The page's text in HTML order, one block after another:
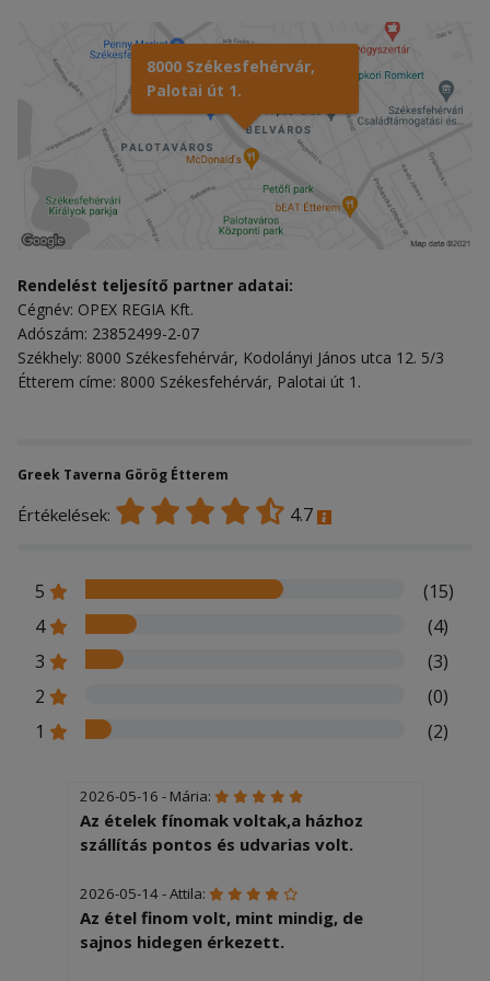
8000 Székesfehérvár,
Palotai út 1.
Rendelést teljesítő partner adatai:
Cégnév: OPEX REGIA Kft.
Adószám: 23852499-2-07
Székhely: 8000 Székesfehérvár, Kodolányi János utca 12. 5/3
Étterem címe: 8000 Székesfehérvár, Palotai út 1.
Greek Taverna Görög Étterem
Értékelések: 4.7
5
(15)
4
(4)
3
(3)
2
(0)
1
(2)
2026-05-16 - Mária:
Az ételek fínomak voltak,a házhoz
szállítás pontos és udvarias volt.
2026-05-14 - Attila:
Az étel finom volt, mint mindig, de
sajnos hidegen érkezett.